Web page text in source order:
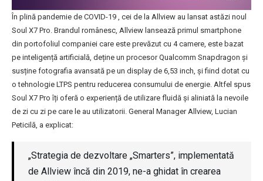
În plină pandemie de COVID-19 , cei de la Allview au lansat astăzi noul
Soul X7 Pro. Brandul românesc, Allview lansează primul smartphone
din portofoliul companiei care este prevăzut cu 4 camere, este bazat
pe inteligență artificială, deține un procesor Qualcomm Snapdragon și
susține fotografia avansată pe un display de 6,53 inch, și fiind dotat cu
o tehnologie LTPS pentru reducerea consumului de energie. Altfel spus
Soul X7 Pro îți oferă o experiență de utilizare fluidă și aliniată la nevoile
de zi cu zi pe care le au utilizatorii. General Manager Allview, Lucian
Peticilă, a explicat:
„Strategia de dezvoltare „Smarters”, implementată
de Allview încă din 2019, ne-a ghidat în crearea